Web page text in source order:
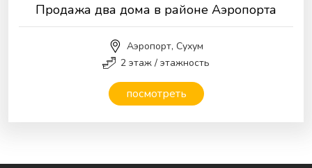
Продажа два дома в районе Аэропорта
Аэропорт, Сухум
2 этаж / этажность
посмотреть